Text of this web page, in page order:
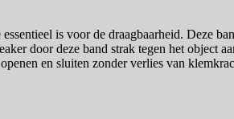
is voor de draagbaarheid. Deze
door deze band strak tegen het object
en sluiten zonder verlies van